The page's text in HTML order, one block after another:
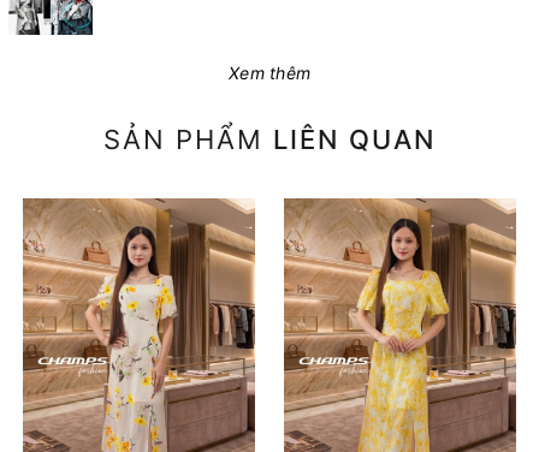
Xem thêm
SẢN PHẨM LIÊN QUAN